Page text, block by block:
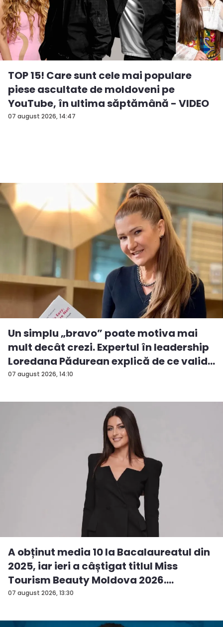
07 august 2026, 14:47
TOP 15! Care sunt cele mai populare
piese ascultate de moldoveni pe
YouTube, în ultima săptămână - VIDEO
07 august 2026, 14:10
Un simplu „bravo” poate motiva mai
mult decât crezi. Expertul în leadership
Loredana Pădurean explică de ce valid...
07 august 2026, 13:30
A obținut media 10 la Bacalaureatul din
2025, iar ieri a câștigat titlul Miss
Tourism Beauty Moldova 2026.
Andreea...